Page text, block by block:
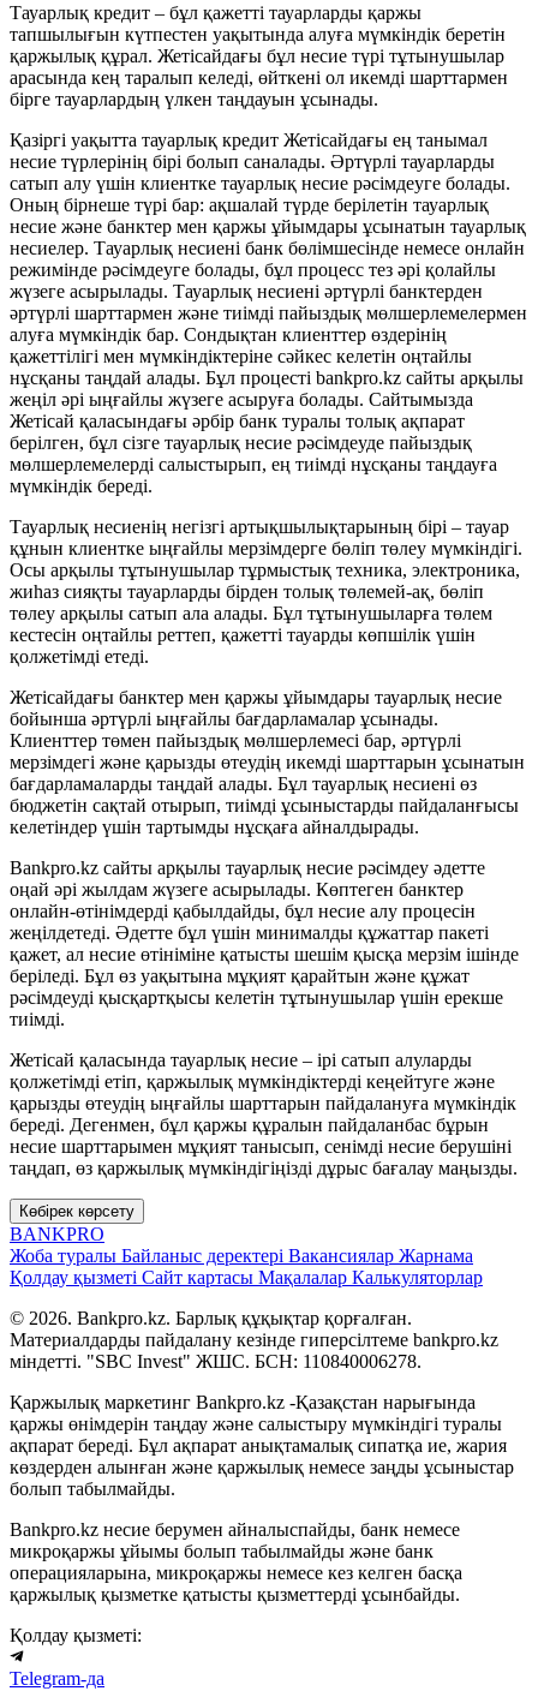
Тауарлық кредит – бұл қажетті тауарларды қаржы
тапшылығын күтпестен уақытында алуға мүмкіндік беретін
қаржылық құрал. Жетісайдағы бұл несие түрі тұтынушылар
арасында кең таралып келеді, өйткені ол икемді шарттармен
бірге тауарлардың үлкен таңдауын ұсынады.
Қазіргі уақытта тауарлық кредит Жетісайдағы ең танымал
несие түрлерінің бірі болып саналады. Әртүрлі тауарларды
сатып алу үшін клиентке тауарлық несие рәсімдеуге болады.
Оның бірнеше түрі бар: ақшалай түрде берілетін тауарлық
несие және банктер мен қаржы ұйымдары ұсынатын тауарлық
несиелер. Тауарлық несиені банк бөлімшесінде немесе онлайн
режимінде рәсімдеуге болады, бұл процесс тез әрі қолайлы
жүзеге асырылады. Тауарлық несиені әртүрлі банктерден
әртүрлі шарттармен және тиімді пайыздық мөлшерлемелермен
алуға мүмкіндік бар. Сондықтан клиенттер өздерінің
қажеттілігі мен мүмкіндіктеріне сәйкес келетін оңтайлы
нұсқаны таңдай алады. Бұл процесті bankpro.kz сайты арқылы
жеңіл әрі ыңғайлы жүзеге асыруға болады. Сайтымызда
Жетісай қаласындағы әрбір банк туралы толық ақпарат
берілген, бұл сізге тауарлық несие рәсімдеуде пайыздық
мөлшерлемелерді салыстырып, ең тиімді нұсқаны таңдауға
мүмкіндік береді.
Тауарлық несиенің негізгі артықшылықтарының бірі – тауар
құнын клиентке ыңғайлы мерзімдерге бөліп төлеу мүмкіндігі.
Осы арқылы тұтынушылар тұрмыстық техника, электроника,
жиһаз сияқты тауарларды бірден толық төлемей-ақ, бөліп
төлеу арқылы сатып ала алады. Бұл тұтынушыларға төлем
кестесін оңтайлы реттеп, қажетті тауарды көпшілік үшін
қолжетімді етеді.
Жетісайдағы банктер мен қаржы ұйымдары тауарлық несие
бойынша әртүрлі ыңғайлы бағдарламалар ұсынады.
Клиенттер төмен пайыздық мөлшерлемесі бар, әртүрлі
мерзімдегі және қарызды өтеудің икемді шарттарын ұсынатын
бағдарламаларды таңдай алады. Бұл тауарлық несиені өз
бюджетін сақтай отырып, тиімді ұсыныстарды пайдаланғысы
келетіндер үшін тартымды нұсқаға айналдырады.
Bankpro.kz сайты арқылы тауарлық несие рәсімдеу әдетте
оңай әрі жылдам жүзеге асырылады. Көптеген банктер
онлайн-өтінімдерді қабылдайды, бұл несие алу процесін
жеңілдетеді. Әдетте бұл үшін минималды құжаттар пакеті
қажет, ал несие өтініміне қатысты шешім қысқа мерзім ішінде
беріледі. Бұл өз уақытына мұқият қарайтын және құжат
рәсімдеуді қысқартқысы келетін тұтынушылар үшін ерекше
тиімді.
Жетісай қаласында тауарлық несие – ірі сатып алуларды
қолжетімді етіп, қаржылық мүмкіндіктерді кеңейтуге және
қарызды өтеудің ыңғайлы шарттарын пайдалануға мүмкіндік
береді. Дегенмен, бұл қаржы құралын пайдаланбас бұрын
несие шарттарымен мұқият танысып, сенімді несие берушіні
таңдап, өз қаржылық мүмкіндігіңізді дұрыс бағалау маңызды.
Көбірек көрсету
BANKPRO
Жоба туралы Байланыс деректері Вакансиялар Жарнама
Қолдау қызметі Сайт картасы Мақалалар Калькуляторлар
© 2026. Bankpro.kz. Барлық құқықтар қорғалған.
Материалдарды пайдалану кезінде гиперсілтеме bankpro.kz
міндетті. "SBC Invest" ЖШС. БСН: 110840006278.
Қаржылық маркетинг Bankpro.kz -Қазақстан нарығында
қаржы өнімдерін таңдау және салыстыру мүмкіндігі туралы
ақпарат береді. Бұл ақпарат анықтамалық сипатқа ие, жария
көздерден алынған және қаржылық немесе заңды ұсыныстар
болып табылмайды.
Bankpro.kz несие берумен айналыспайды, банк немесе
микроқаржы ұйымы болып табылмайды және банк
операцияларына, микроқаржы немесе кез келген басқа
қаржылық қызметке қатысты қызметтерді ұсынбайды.
Қолдау қызметі:
Telegram-да